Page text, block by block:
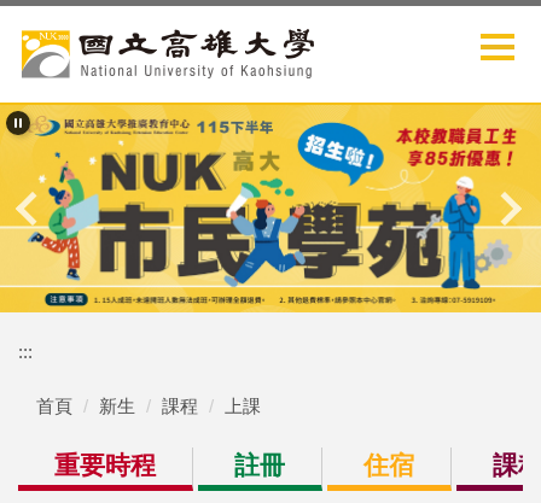
到
主
內
:::
首頁 新生 課程 上課
重要時程 註冊 住宿 課